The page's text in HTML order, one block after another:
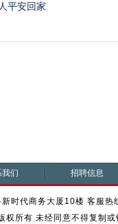
平安回家
我们 招聘信息
新时代商务大厦10楼 客服
所有 未经同意不得复制或